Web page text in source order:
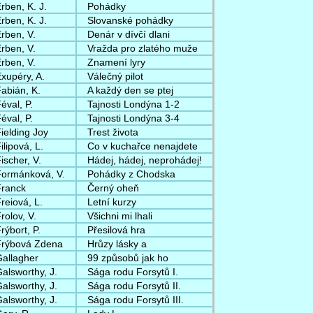
K. J.
Pohádky
K. J.
Slovanské pohádky
V.
Denár v dívčí dlani
V.
Vražda pro zlatého muže
V.
Znamení lyry
A.
Válečný pilot
K.
A každý den se ptej
P.
Tajnosti Londýna 1-2
P.
Tajnosti Londýna 3-4
Joy
Trest života
L.
Co v kuchařce nenajdete
V.
Hádej, hádej, neprohádej!
V.
Pohádky z Chodska
Černý oheň
L.
Letní kurzy
V.
Všichni mi lhali
P.
Přesilová hra
Zdena
Hrůzy lásky a
99 způsobů jak ho
J.
Sága rodu Forsytů I.
J.
Sága rodu Forsytů II.
J.
Sága rodu Forsytů III.